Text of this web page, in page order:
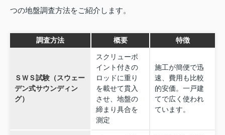
つの地盤調査方法をご紹介します。
調査方法 概要 特徴
ＳＷＳ試験（スウェー
デン式サウンディン
グ）
スクリューポ
イント付きの
ロッドに重り
を載せて貫入
させ、地盤の
締まり具合を
測定
施工が簡便で迅
速、費用も比較
的安価。一戸建
てで広く使われ
ています。